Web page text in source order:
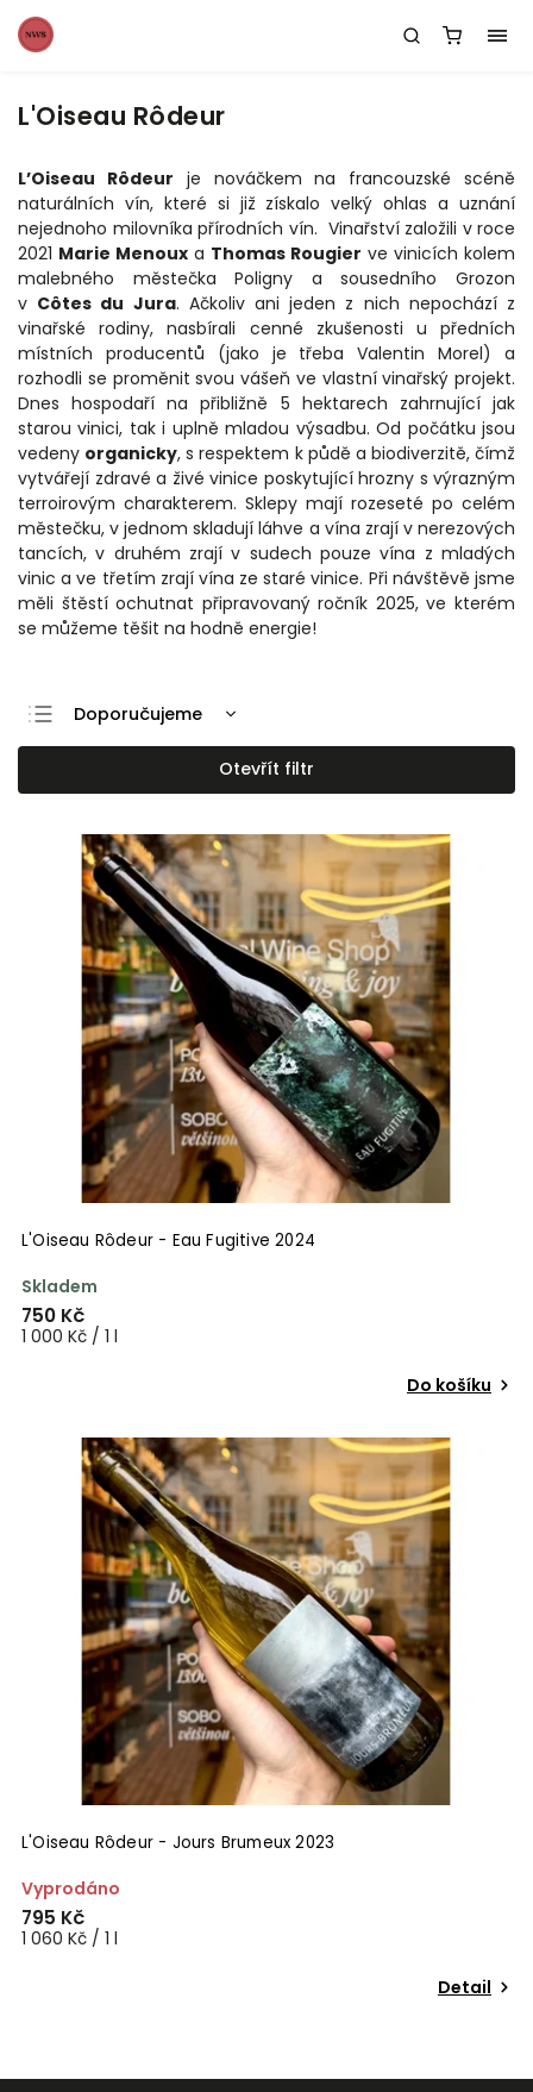
L'Oiseau Rôdeur
L’Oiseau Rôdeur je nováčkem na francouzské scéně
naturálních vín, které si již získalo velký ohlas a uznání
nejednoho milovníka přírodních vín. Vinařství založili v roce
2021 Marie Menoux a Thomas Rougier ve vinicích kolem
malebného městečka Poligny a sousedního Grozon
v Côtes du Jura. Ačkoliv ani jeden z nich nepochází z
vinařské rodiny, nasbírali cenné zkušenosti u předních
místních producentů (jako je třeba Valentin Morel) a
rozhodli se proměnit svou vášeň ve vlastní vinařský projekt.
Dnes hospodaří na přibližně 5 hektarech zahrnující jak
starou vinici, tak i uplně mladou výsadbu. Od počátku jsou
vedeny organicky, s respektem k půdě a biodiverzitě, čímž
vytvářejí zdravé a živé vinice poskytující hrozny s výrazným
terroirovým charakterem. Sklepy mají rozeseté po celém
městečku, v jednom skladují láhve a vína zrají v nerezových
tancích, v druhém zrají v sudech pouze vína z mladých
vinic a ve třetím zrají vína ze staré vinice. Při návštěvě jsme
měli štěstí ochutnat připravovaný ročník 2025, ve kterém
se můžeme těšit na hodně energie!
Doporučujeme
Nejlevnější
Nejdražší
Abecedně
Otevřít filtr
L'Oiseau Rôdeur - Eau Fugitive 2024
Skladem
750 Kč
1 000 Kč / 1 l
Do košíku
L'Oiseau Rôdeur - Jours Brumeux 2023
Vyprodáno
795 Kč
1 060 Kč / 1 l
Detail